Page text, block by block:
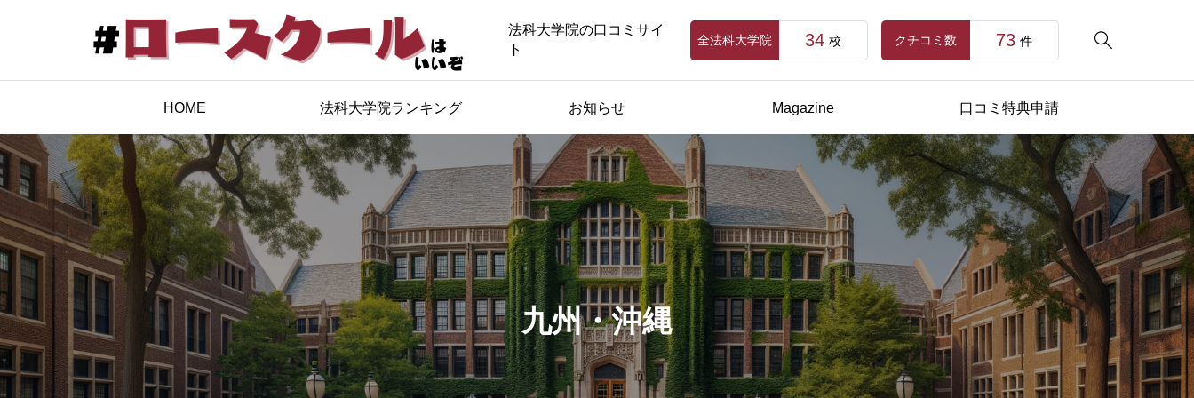
法科大学院の口コミサイ
ト

全法科大学院 34 校 クチコミ数 73 件
HOME 法科大学院ランキング お知らせ Magazine 口コミ特典申請
九州・沖縄